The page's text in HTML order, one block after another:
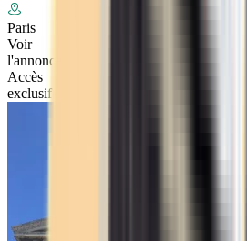
Paris
Voir
l'annonce
Accès
exclusif